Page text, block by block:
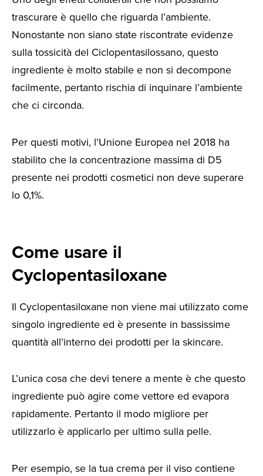
trascurare è quello che riguarda l’ambiente.
Nonostante non siano state riscontrate evidenze
sulla tossicità del Ciclopentasilossano, questo
ingrediente è molto stabile e non si decompone
facilmente, pertanto rischia di inquinare l’ambiente
che ci circonda.
Per questi motivi, l’Unione Europea nel 2018 ha
stabilito che la concentrazione massima di D5
presente nei prodotti cosmetici non deve superare
lo 0,1%.
Come usare il
Cyclopentasiloxane
Il Cyclopentasiloxane non viene mai utilizzato come
singolo ingrediente ed è presente in bassissime
quantità all’interno dei prodotti per la skincare.
L’unica cosa che devi tenere a mente è che questo
ingrediente può agire come vettore ed evapora
rapidamente. Pertanto il modo migliore per
utilizzarlo è applicarlo per ultimo sulla pelle.
Per esempio, se la tua crema per il viso contiene